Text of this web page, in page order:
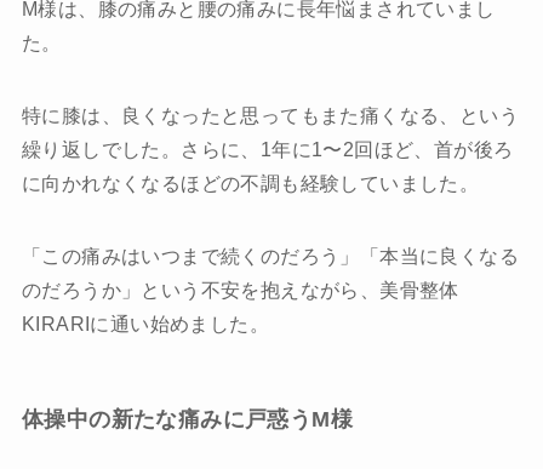
M様は、膝の痛みと腰の痛みに長年悩まされていまし
た。
特に膝は、良くなったと思ってもまた痛くなる、という
繰り返しでした。さらに、1年に1〜2回ほど、首が後ろ
に向かれなくなるほどの不調も経験していました。
「この痛みはいつまで続くのだろう」「本当に良くなる
のだろうか」という不安を抱えながら、美骨整体
KIRARIに通い始めました。
体操中の新たな痛みに戸惑うM様